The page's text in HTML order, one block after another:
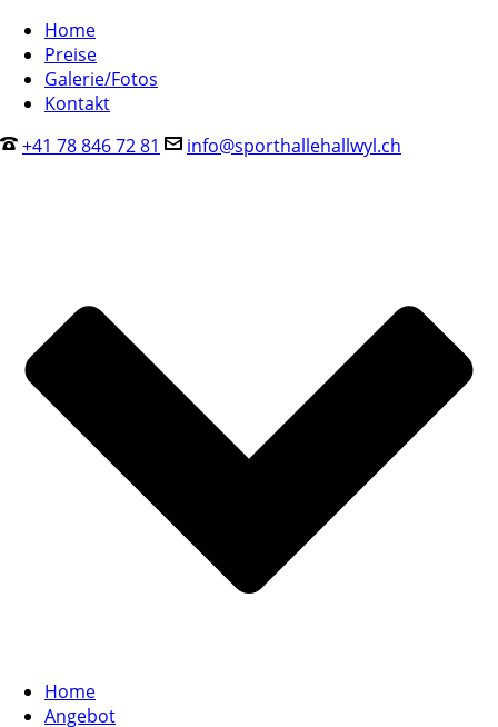
Home
Preise
Galerie/Fotos
Kontakt
+41 78 846 72 81
info@sporthallehallwyl.ch
Home
Angebot